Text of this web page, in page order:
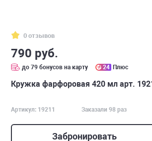
0 отзывов
790 руб.
до 79 бонусов на карту 24 Плюс
Кружка фарфоровая 420 мл арт.
Артикул: 19211 Заказали 98 раз
Забронировать